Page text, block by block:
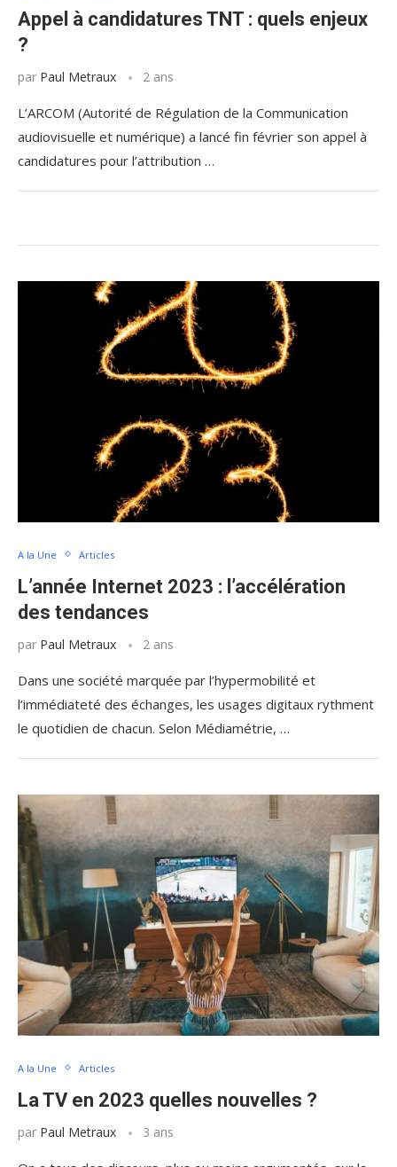
Appel à candidatures TNT : quels enjeux
?
par Paul Metraux 2 ans
L’ARCOM (Autorité de Régulation de la Communication
audiovisuelle et numérique) a lancé fin février son appel à
candidatures pour l’attribution …
A la Une Articles
L’année Internet 2023 : l’accélération
des tendances
par Paul Metraux 2 ans
Dans une société marquée par l’hypermobilité et
l’immédiateté des échanges, les usages digitaux rythment
le quotidien de chacun. Selon Médiamétrie, …
A la Une Articles
La TV en 2023 quelles nouvelles ?
par Paul Metraux 3 ans